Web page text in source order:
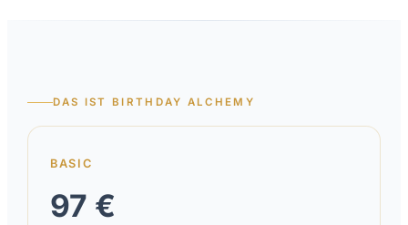
DAS IST BIRTHDAY ALCHEMY
BASIC
97 €